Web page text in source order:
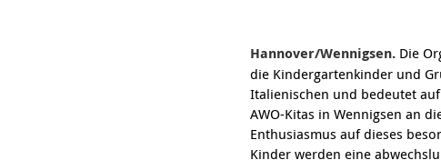
Hannover/Wennigsen. Die
die Kindergartenkinder und
Italienischen und bedeutet
AWO-Kitas in Wennigsen an
Enthusiasmus auf dieses
Kinder werden eine